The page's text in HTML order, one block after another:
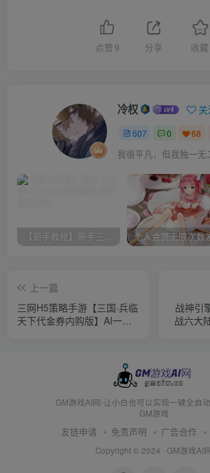
点赞 9 分享 收藏
冷权
507 0 68
我很平凡，但我独一无
【新手教程】新手三分钟入门AI全自动搭建 个人会员无限次数
上一篇
三网H5策略手游【三国·兵临
天下代金券内购版】AI一键
+简易安卓客户端+详细搭建
战神引
战六大
GM游戏AI网-让小白也可以实现一键全自
GM游戏
友链申请 免责声明 广告合作
Copyright © 2024 · GM游戏AI